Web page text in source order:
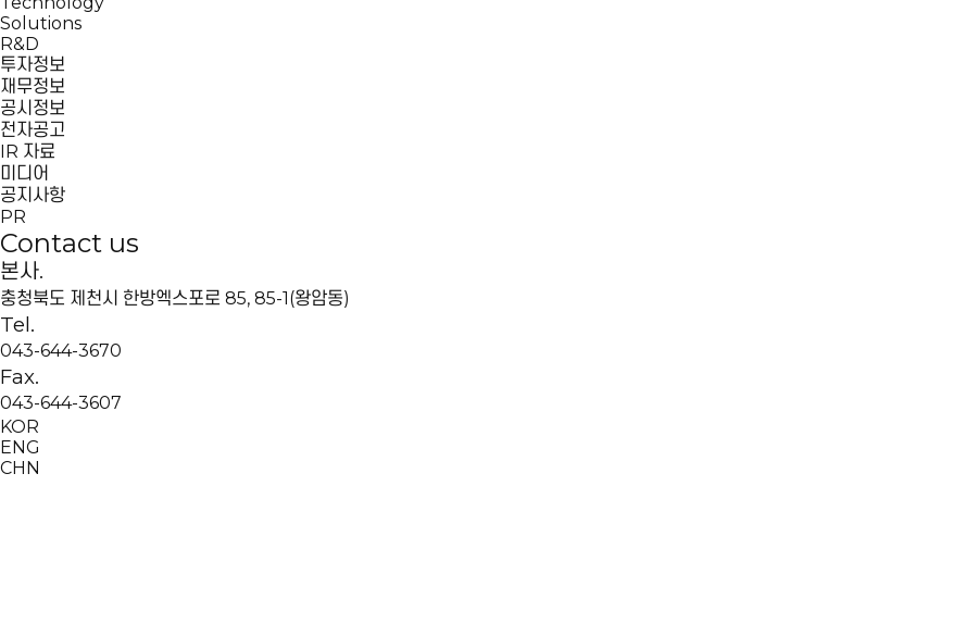
Solutions
R&D
투자정보
재무정보
공시정보
전자공고
IR 자료
미디어
공지사항
PR
Contact us
본사.
충청북도 제천시 한방엑스포로 85, 85-1(왕암동)
Tel.
043-644-3670
Fax.
043-644-3607
KOR
ENG
CHN